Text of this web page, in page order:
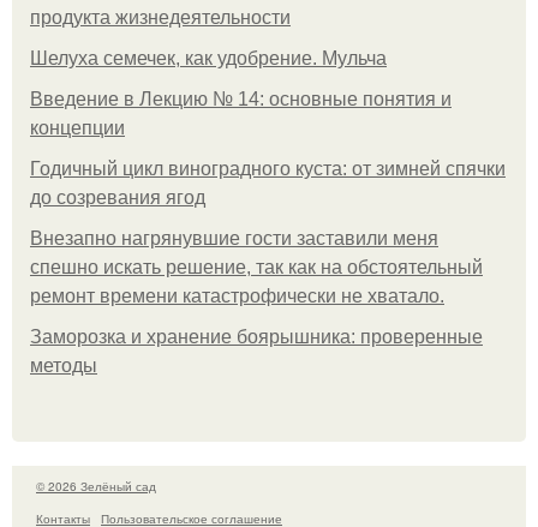
продукта жизнедеятельности
Шелуха семечек, как удобрение. Мульча
Введение в Лекцию № 14: основные понятия и
концепции
Годичный цикл виноградного куста: от зимней спячки
до созревания ягод
Внезапно нагрянувшие гости заставили меня
спешно искать решение, так как на обстоятельный
ремонт времени катастрофически не хватало.
Заморозка и хранение боярышника: проверенные
методы
© 2026 Зелёный сад
Контакты
Пользовательское соглашение